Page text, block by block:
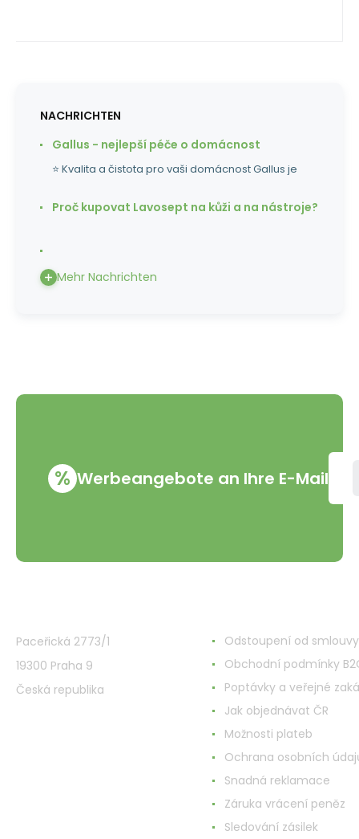
NACHRICHTEN
Gallus - nejlepší péče o domácnost
⭐ Kvalita a čistota pro vaši domácnost Gallus je
Proč kupovat Lavosept na kůži a na nástroje?
Mehr Nachrichten
% Werbeangebote an Ihre E-Mail
Paceřická 2773/1
19300 Praha 9
Česká republika
Odstoupení od smlouvy
Obchodní podmínky
Poptávky a veřejné
Jak objednávat ČR
Možnosti plateb
Ochrana osobních
Snadná reklamace
Záruka vrácení peněz
Sledování zásilek